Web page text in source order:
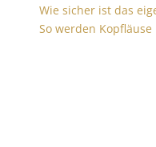
Wie sicher ist das
So werden